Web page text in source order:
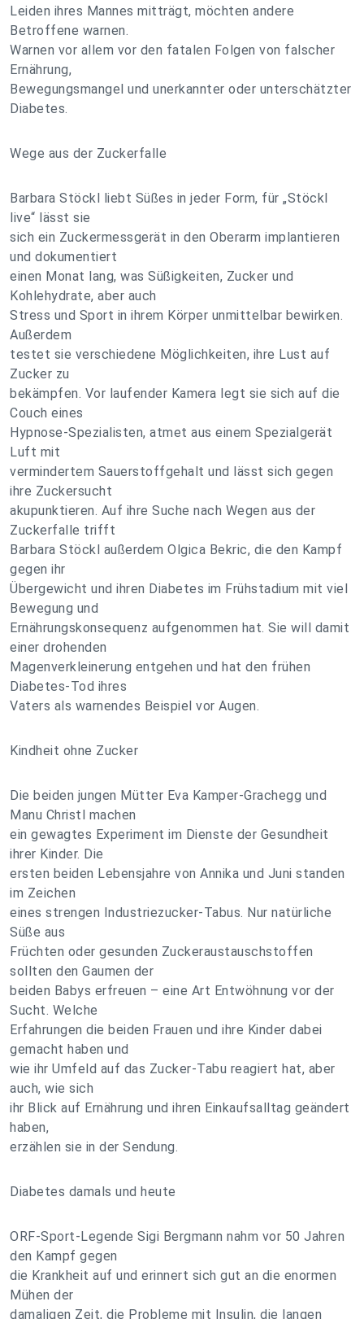
Leiden ihres Mannes mitträgt, möchten andere
Betroffene warnen.
Warnen vor allem vor den fatalen Folgen von falscher
Ernährung,
Bewegungsmangel und unerkannter oder unterschätzter
Diabetes.
Wege aus der Zuckerfalle
Barbara Stöckl liebt Süßes in jeder Form, für „Stöckl
live“ lässt sie
sich ein Zuckermessgerät in den Oberarm implantieren
und dokumentiert
einen Monat lang, was Süßigkeiten, Zucker und
Kohlehydrate, aber auch
Stress und Sport in ihrem Körper unmittelbar bewirken.
Außerdem
testet sie verschiedene Möglichkeiten, ihre Lust auf
Zucker zu
bekämpfen. Vor laufender Kamera legt sie sich auf die
Couch eines
Hypnose-Spezialisten, atmet aus einem Spezialgerät
Luft mit
vermindertem Sauerstoffgehalt und lässt sich gegen
ihre Zuckersucht
akupunktieren. Auf ihre Suche nach Wegen aus der
Zuckerfalle trifft
Barbara Stöckl außerdem Olgica Bekric, die den Kampf
gegen ihr
Übergewicht und ihren Diabetes im Frühstadium mit viel
Bewegung und
Ernährungskonsequenz aufgenommen hat. Sie will damit
einer drohenden
Magenverkleinerung entgehen und hat den frühen
Diabetes-Tod ihres
Vaters als warnendes Beispiel vor Augen.
Kindheit ohne Zucker
Die beiden jungen Mütter Eva Kamper-Grachegg und
Manu Christl machen
ein gewagtes Experiment im Dienste der Gesundheit
ihrer Kinder. Die
ersten beiden Lebensjahre von Annika und Juni standen
im Zeichen
eines strengen Industriezucker-Tabus. Nur natürliche
Süße aus
Früchten oder gesunden Zuckeraustauschstoffen
sollten den Gaumen der
beiden Babys erfreuen – eine Art Entwöhnung vor der
Sucht. Welche
Erfahrungen die beiden Frauen und ihre Kinder dabei
gemacht haben und
wie ihr Umfeld auf das Zucker-Tabu reagiert hat, aber
auch, wie sich
ihr Blick auf Ernährung und ihren Einkaufsalltag geändert
haben,
erzählen sie in der Sendung.
Diabetes damals und heute
ORF-Sport-Legende Sigi Bergmann nahm vor 50 Jahren
den Kampf gegen
die Krankheit auf und erinnert sich gut an die enormen
Mühen der
damaligen Zeit, die Probleme mit Insulin, die langen